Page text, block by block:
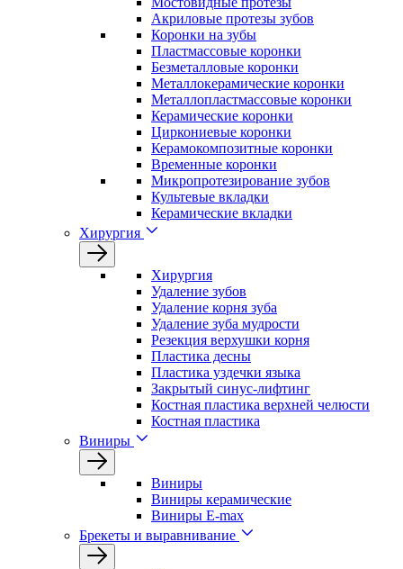
Акриловые протезы зубов
Коронки на зубы
Пластмассовые коронки
Безметалловые коронки
Металлокерамические коронки
Металлопластмассовые коронки
Керамические коронки
Циркониевые коронки
Керамокомпозитные коронки
Временные коронки
Микропротезирование зубов
Культевые вкладки
Керамические вкладки
Хирургия
Хирургия
Удаление зубов
Удаление корня зуба
Удаление зуба мудрости
Резекция верхушки корня
Пластика десны
Пластика уздечки языка
Закрытый синус-лифтинг
Костная пластика верхней челюсти
Костная пластика
Виниры
Виниры
Виниры керамические
Виниры E-max
Брекеты и выравнивание